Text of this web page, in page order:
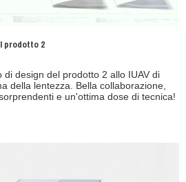
prodotto 2
design del prodotto 2 allo IUAV di
della lentezza. Bella collaborazione,
e un'ottima dose di tecnica!